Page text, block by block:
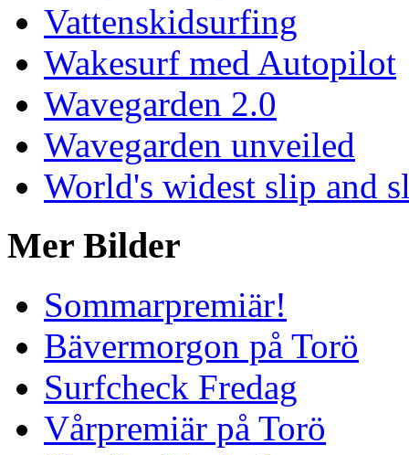
Vattenskidsurfing
Wakesurf med Autopilot
Wavegarden 2.0
Wavegarden unveiled
World's widest slip and
Mer Bilder
Sommarpremiär!
Bävermorgon på Torö
Surfcheck Fredag
Vårpremiär på Torö